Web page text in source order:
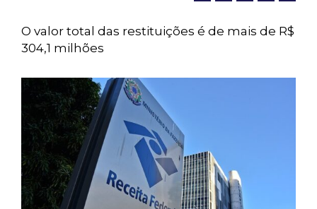
O valor total das restituições é de mais de R$
304,1 milhões